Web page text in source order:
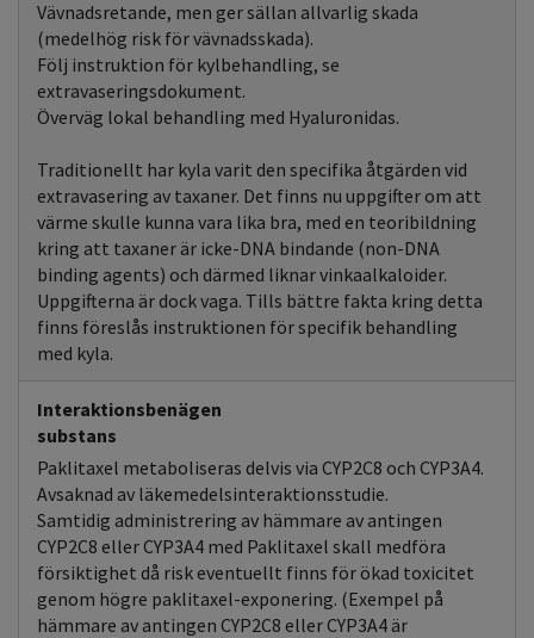
Vävnadsretande, men ger sällan allvarlig skada
(medelhög risk för vävnadsskada).
Följ instruktion för kylbehandling, se
extravaseringsdokument.
Överväg lokal behandling med Hyaluronidas.
Traditionellt har kyla varit den specifika åtgärden vid
extravasering av taxaner. Det finns nu uppgifter om att
värme skulle kunna vara lika bra, med en teoribildning
kring att taxaner är icke-DNA bindande (non-DNA
binding agents) och därmed liknar vinkaalkaloider.
Uppgifterna är dock vaga. Tills bättre fakta kring detta
finns föreslås instruktionen för specifik behandling
med kyla.
Interaktionsbenägen
substans
Paklitaxel metaboliseras delvis via CYP2C8 och CYP3A4.
Avsaknad av läkemedelsinteraktionsstudie.
Samtidig administrering av hämmare av antingen
CYP2C8 eller CYP3A4 med Paklitaxel skall medföra
försiktighet då risk eventuellt finns för ökad toxicitet
genom högre paklitaxel-exponering. (Exempel på
hämmare av antingen CYP2C8 eller CYP3A4 är